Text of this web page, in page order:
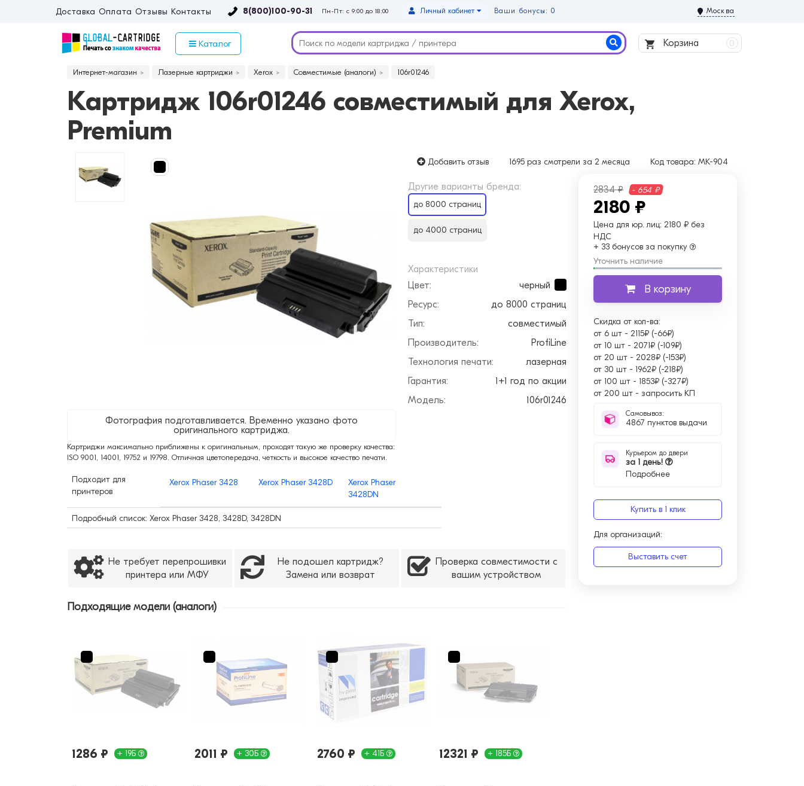
Доставка Оплата Отзывы Контакты 8(800)100-90-31 Пн-Пт: с 9:00 до 18:00 Ваши бонусы: 0
Личный кабинет Москва
Каталог Корзина 0
Интернет-магазин Лазерные картриджи Xerox Совместимые (аналоги) 106r01246
Картридж 106r01246 совместимый для Xerox,
Premium
Добавить отзыв 1695 раз смотрели за 2 месяца Код товара: MK-904
Фотография подготавливается. Временно указано фото
оригинального картриджа.
Картриджи максимально приближены к оригинальным, проходят такую же проверку качества:
ISO 9001, 14001, 19752 и 19798. Отличная цветопередача, четкость и высокое качество печати.
Другие варианты бренда:
до 8000 страниц
до 4000 страниц
Характеристики
Цвет:
черный
Ресурс:
до 8000 страниц
Тип:
совместимый
Производитель:
ProfiLine
Технология печати:
лазерная
Гарантия:
1+1 год по акции
Модель:
106r01246
2834 ₽ - 654 ₽
2180 ₽
Цена для юр. лиц: 2180 ₽ без
НДС
+ 33 бонусов за покупку
Уточнить наличие
В корзину
Скидка от кол-ва:
от 6 шт - 2115₽ (-66₽)
от 10 шт - 2071₽ (-109₽)
от 20 шт - 2028₽ (-153₽)
от 30 шт - 1962₽ (-218₽)
от 100 шт - 1853₽ (-327₽)
от 200 шт - запросить КП
Самовывоз:
4867 пунктов выдачи
Курьером до двери
за 1 день!
Подробнее
Купить в 1 клик
Для организаций:
Выставить счет
Подходит для
принтеров
Xerox Phaser 3428 Xerox Phaser 3428D
Xerox Phaser
3428DN
Подробный список: Xerox Phaser 3428, 3428D, 3428DN
Не требует перепрошивки
принтера или МФУ
Не подошел картридж?
Замена или возврат
Проверка совместимости с
вашим устройством
Подходящие модели (аналоги)
1286 ₽ + 19Б 2011 ₽ + 30Б 2760 ₽ + 41Б 12321 ₽ + 185Б